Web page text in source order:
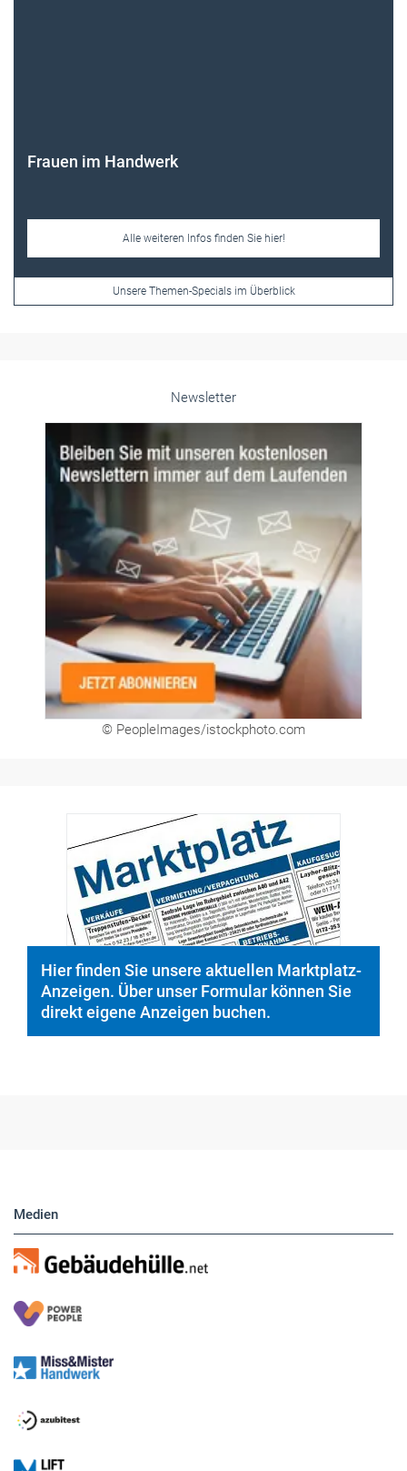
Frauen im Handwerk
Alle weiteren Infos finden Sie hier!
Unsere Themen-Specials im Überblick
Newsletter
© PeopleImages/istockphoto.com
Hier finden Sie unsere aktuellen Marktplatz-
Anzeigen. Über unser Formular können Sie
direkt eigene Anzeigen buchen.
Medien